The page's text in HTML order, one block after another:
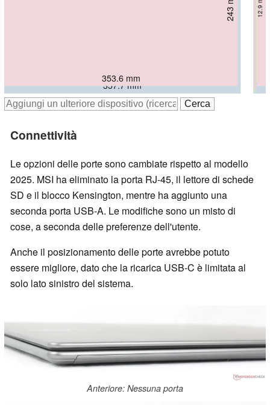
358.4 mm
254.4 mm 18.95 mm
357 mm
246 mm 18.3 mm
356 mm
248 mm 16.9 mm
357.7 mm
254.3 mm 13.9 mm
352.58 mm
353.6 mm
12.9 mm
Connettività
Le opzioni delle porte sono cambiate rispetto al modello
2025. MSI ha eliminato la porta RJ-45, il lettore di schede
SD e il blocco Kensington, mentre ha aggiunto una
seconda porta USB-A. Le modifiche sono un misto di
cose, a seconda delle preferenze dell'utente.
Anche il posizionamento delle porte avrebbe potuto
essere migliore, dato che la ricarica USB-C è limitata al
solo lato sinistro del sistema.
Anteriore: Nessuna porta